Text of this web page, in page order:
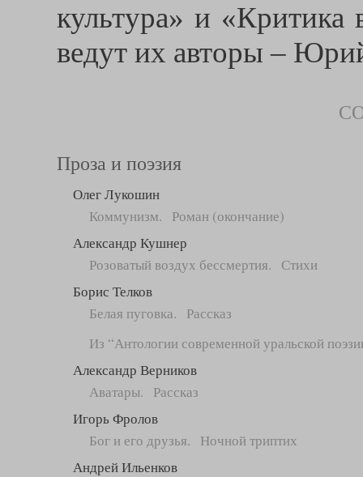
культура» и
ведут их авторы –
Проза и поэзия
Олег Лукошин
Коммунизм. Роман (окончание)
Александр Кушнер
Розоватый воздух бессмертия. Стихи
Борис Телков
Белая пуговка. Рассказ
Из “Антологии современной уральской
Александр Верников
Аватары. Рассказ
Игорь Фролов
Бог и его друзья. Ночной триптих
Андрей Ильенков